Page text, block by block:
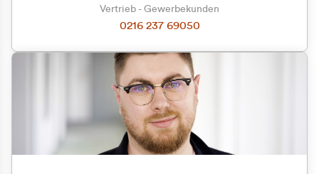
Vertrieb - Gewerbekunden
0216 237 69050